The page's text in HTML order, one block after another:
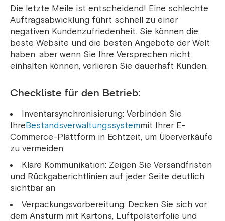
Die letzte Meile ist entscheidend! Eine schlechte
Auftragsabwicklung führt schnell zu einer
negativen Kundenzufriedenheit. Sie können die
beste Website und die besten Angebote der Welt
haben, aber wenn Sie Ihre Versprechen nicht
einhalten können, verlieren Sie dauerhaft Kunden.
Checkliste für den Betrieb:
Inventarsynchronisierung: Verbinden Sie
IhreBestandsverwaltungssystemmit Ihrer E-
Commerce-Plattform in Echtzeit, um Überverkäufe
zu vermeiden
Klare Kommunikation: Zeigen Sie Versandfristen
und Rückgaberichtlinien auf jeder Seite deutlich
sichtbar an
Verpackungsvorbereitung: Decken Sie sich vor
dem Ansturm mit Kartons, Luftpolsterfolie und